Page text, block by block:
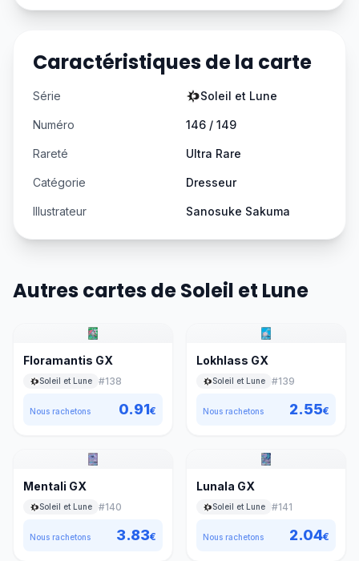
Caractéristiques de la carte
Série Soleil et Lune
Numéro 146 / 149
Rareté Ultra Rare
Catégorie Dresseur
Illustrateur Sanosuke Sakuma
Autres cartes de Soleil et Lune
Floramantis GX
Soleil et Lune #138
Nous rachetons 0.91€
Lokhlass GX
Soleil et Lune #139
Nous rachetons 2.55€
Mentali GX
Soleil et Lune #140
Nous rachetons 3.83€
Lunala GX
Soleil et Lune #141
Nous rachetons 2.04€